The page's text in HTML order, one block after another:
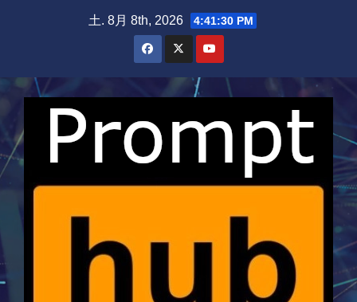
土. 8月 8th, 2026 4:41:31 PM